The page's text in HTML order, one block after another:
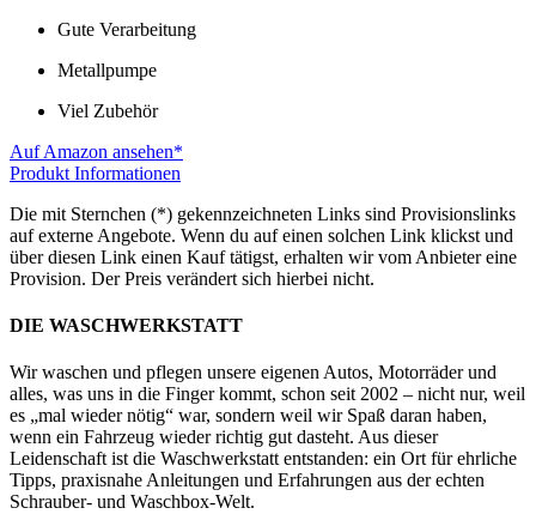
Gute Verarbeitung
Metallpumpe
Viel Zubehör
Auf Amazon ansehen*
Produkt Informationen
Die mit Sternchen (*) gekennzeichneten Links sind Provisionslinks
auf externe Angebote. Wenn du auf einen solchen Link klickst und
über diesen Link einen Kauf tätigst, erhalten wir vom Anbieter eine
Provision. Der Preis verändert sich hierbei nicht.
DIE WASCHWERKSTATT
Wir waschen und pflegen unsere eigenen Autos, Motorräder und
alles, was uns in die Finger kommt, schon seit 2002 – nicht nur, weil
es „mal wieder nötig“ war, sondern weil wir Spaß daran haben,
wenn ein Fahrzeug wieder richtig gut dasteht. Aus dieser
Leidenschaft ist die Waschwerkstatt entstanden: ein Ort für ehrliche
Tipps, praxisnahe Anleitungen und Erfahrungen aus der echten
Schrauber- und Waschbox-Welt.